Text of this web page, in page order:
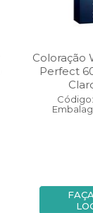
Coloração
Perfect